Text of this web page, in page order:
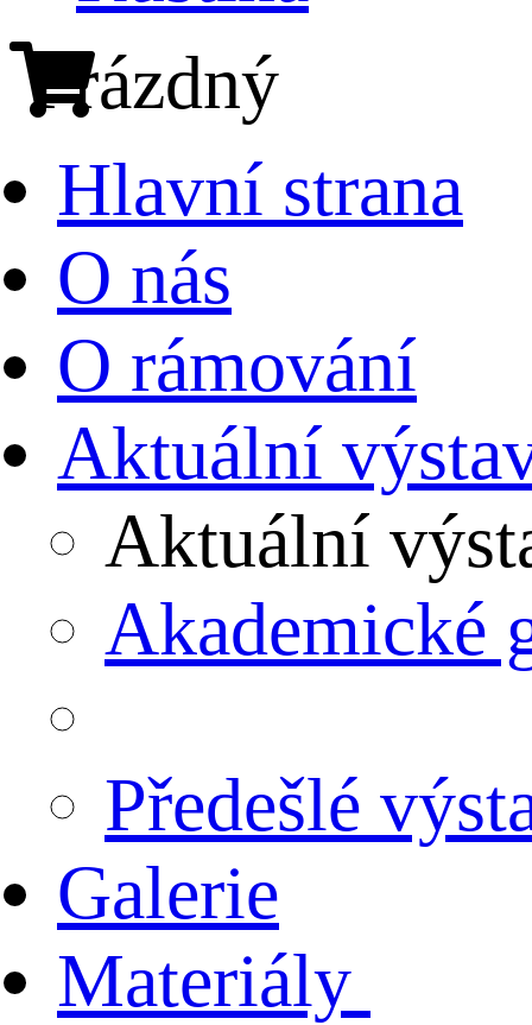
Prázdný
Hlavní strana
O nás
O rámování
Aktuální
Aktuální
Akademické
Předešlé
Galerie
Materiály